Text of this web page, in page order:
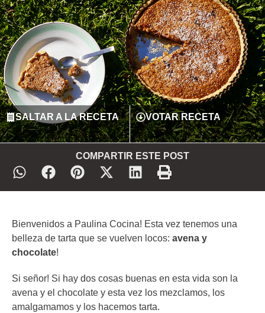
SALTAR A LA RECETA VOTAR RECETA
COMPARTIR ESTE POST
Bienvenidos a Paulina Cocina! Esta vez tenemos una
belleza de tarta que se vuelven locos: avena y
chocolate!
Si señor! Si hay dos cosas buenas en esta vida son la
avena y el chocolate y esta vez los mezclamos, los
amalgamamos y los hacemos tarta.